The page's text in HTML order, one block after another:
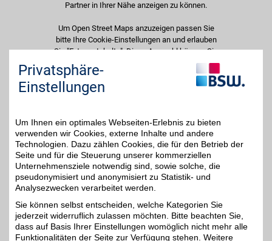
Partner in Ihrer Nähe anzeigen zu können.
Um Open Street Maps anzuzeigen passen Sie
bitte Ihre Cookie-Einstellungen an und erlauben
Sie "Externe Inhalte". Diese Auswahl können Sie
jederzeit über die Cookie-Einstellungen im
unteren Seitenbereich ändern.
Adresse
Dieskaustr. 129a
04249 Leipzig
Filialen in der Nähe
Telefon03 41 / 2 31 87 60
Privatsphäre-
Einstellungen
Um Ihnen ein optimales Webseiten-Erlebnis zu bieten
verwenden wir Cookies, externe Inhalte und andere
Technologien. Dazu zählen Cookies, die für den Betrieb der
Seite und für die Steuerung unserer kommerziellen
Unternehmensziele notwendig sind, sowie solche, die
pseudonymisiert und anonymisiert zu Statistik- und
Analysezwecken verarbeitet werden.
Sie können selbst entscheiden, welche Kategorien Sie
jederzeit widerruflich zulassen möchten. Bitte beachten Sie,
dass auf Basis Ihrer Einstellungen womöglich nicht mehr alle
Funktionalitäten der Seite zur Verfügung stehen. Weitere